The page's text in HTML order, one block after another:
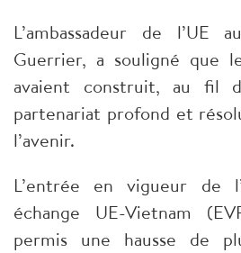
​L’ambassadeur de l’UE
Guerrier, a souligné que
avaient construit, au fil
partenariat profond et
l’avenir.
​L’entrée en vigueur de
échange UE-Vietnam
permis une hausse de